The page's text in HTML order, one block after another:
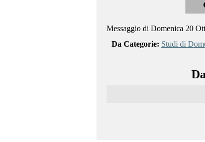
Messaggio di Domenica 20
Da Categorie: Studi di